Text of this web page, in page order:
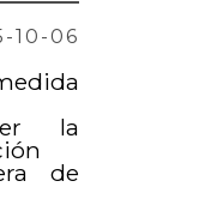
10-06
la
de